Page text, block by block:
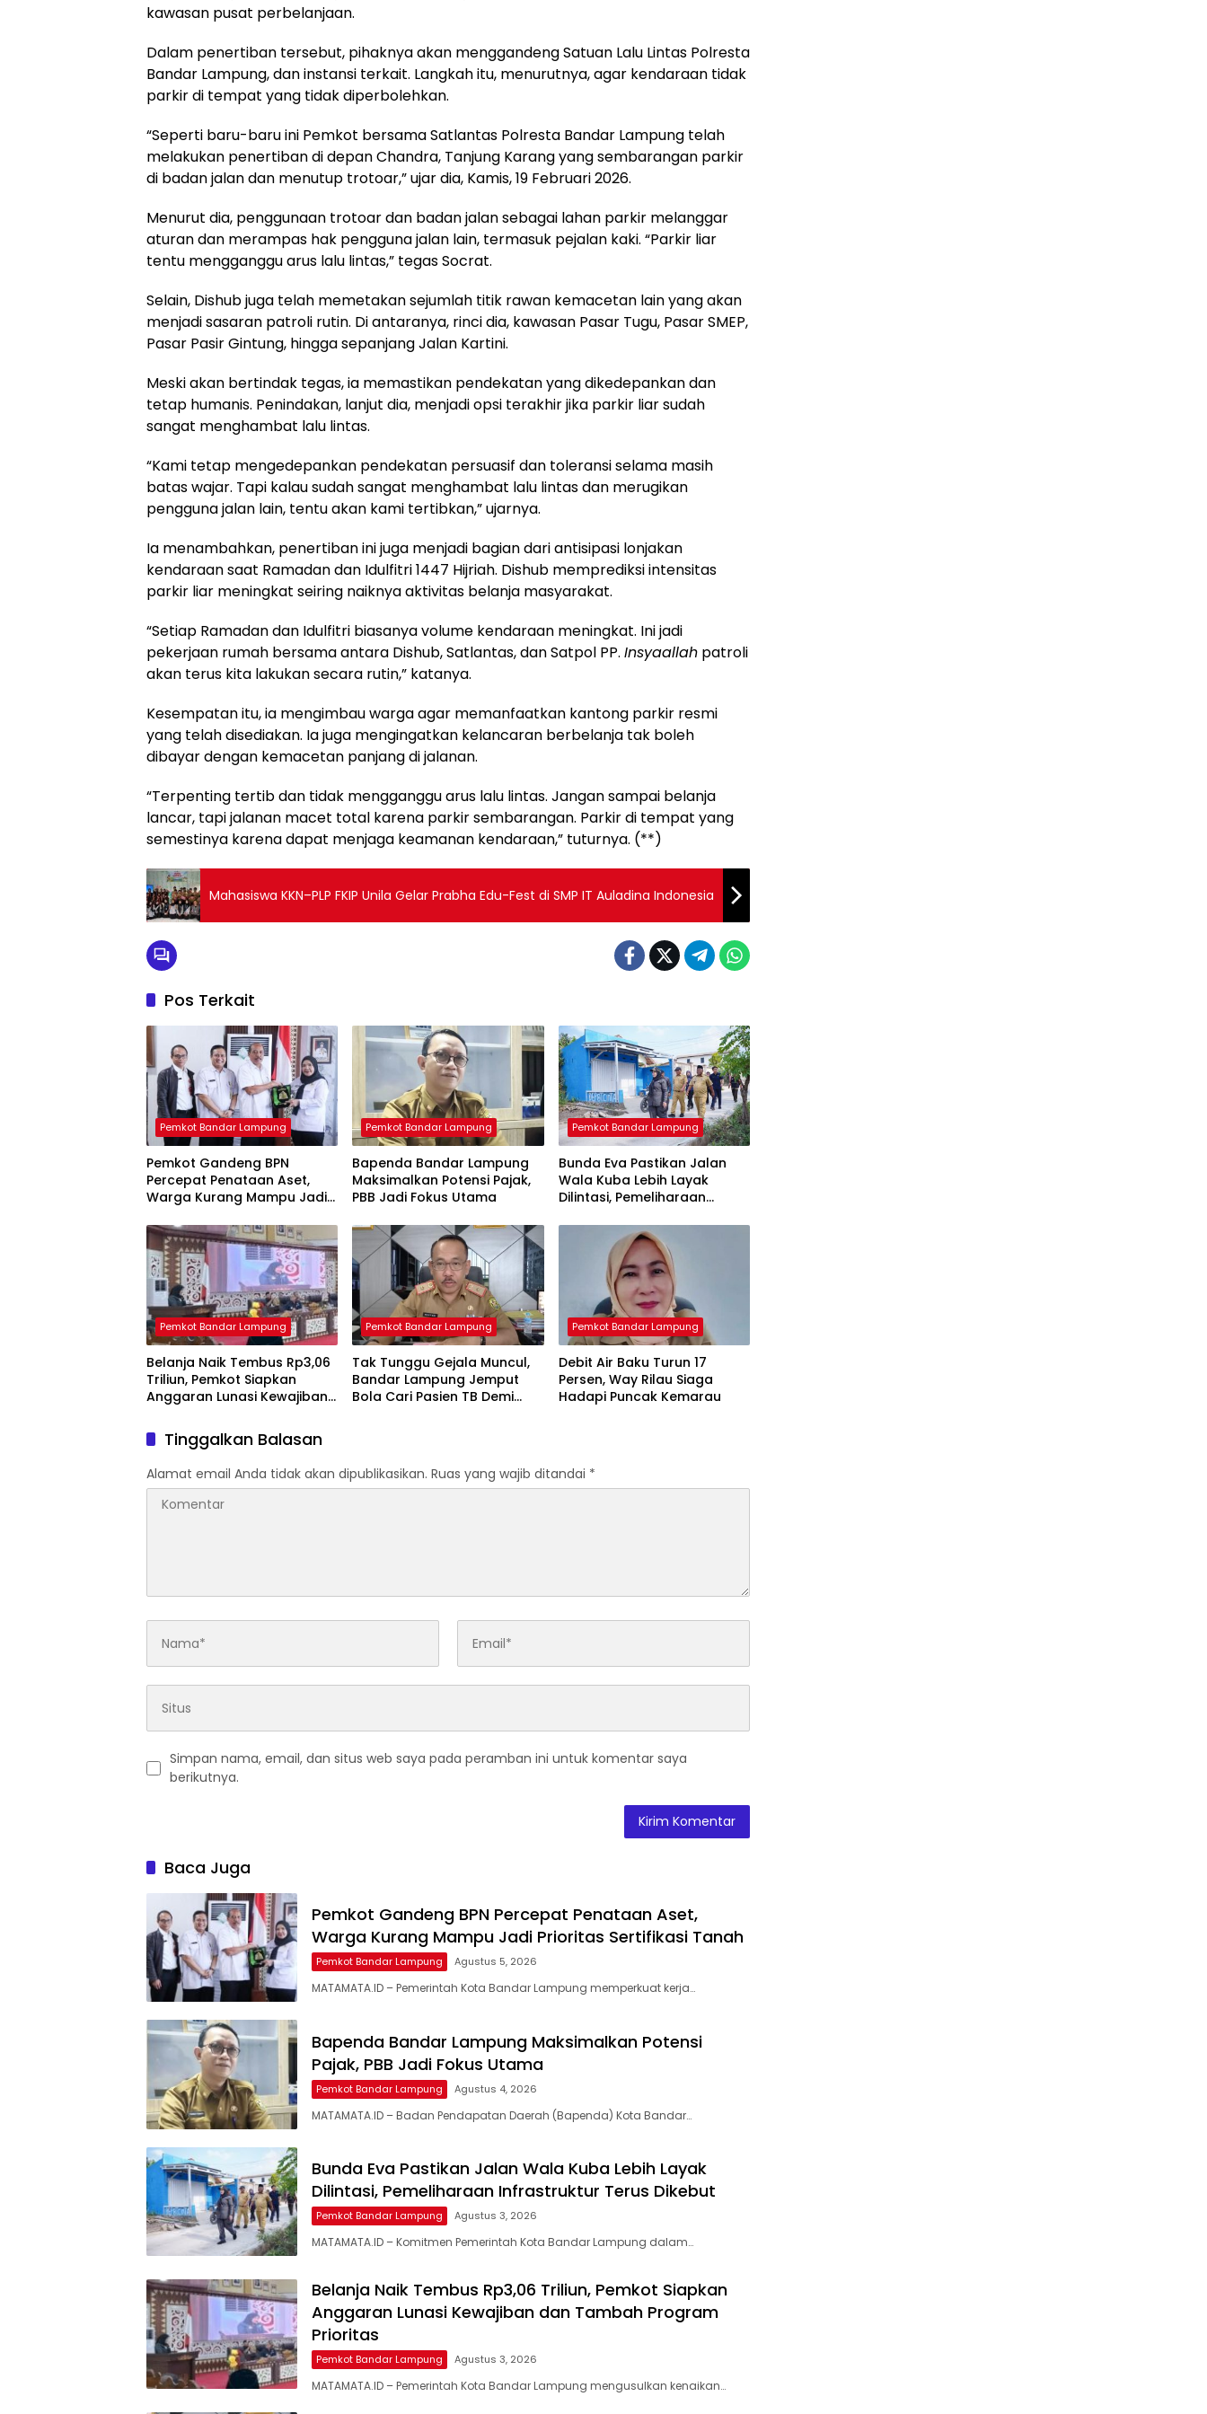
kawasan pusat perbelanjaan.
Dalam penertiban tersebut, pihaknya akan menggandeng Satuan Lalu Lintas Polresta
Bandar Lampung, dan instansi terkait. Langkah itu, menurutnya, agar kendaraan tidak
parkir di tempat yang tidak diperbolehkan.
“Seperti baru-baru ini Pemkot bersamaSatlantas Polresta Bandar Lampung telah
melakukan penertiban di depan Chandra, Tanjung Karang yang sembarangan parkir
di badan jalan dan menutup trotoar,” ujar dia, Kamis, 19 Februari 2026.
Menurut dia, penggunaan trotoar dan badan jalan sebagai lahan parkir melanggar
aturan dan merampas hak pengguna jalan lain, termasuk pejalan kaki. “Parkir liar
tentu mengganggu arus lalu lintas,” tegas Socrat.
Selain, Dishub juga telah memetakan sejumlah titik rawan kemacetan lain yang akan
menjadi sasaran patroli rutin. Di antaranya, rinci dia, kawasan Pasar Tugu, Pasar SMEP,
Pasar Pasir Gintung, hingga sepanjang Jalan Kartini.
Meski akan bertindak tegas, ia memastikan pendekatan yang dikedepankan dan
tetap humanis. Penindakan, lanjut dia, menjadi opsi terakhir jika parkir liar sudah
sangat menghambat lalu lintas.
“Kami tetap mengedepankan pendekatan persuasif dan toleransi selama masih
batas wajar. Tapi kalau sudah sangat menghambat lalu lintas dan merugikan
pengguna jalan lain, tentu akan kami tertibkan,” ujarnya.
Ia menambahkan, penertiban ini juga menjadi bagian dari antisipasi lonjakan
kendaraan saat Ramadan dan Idulfitri 1447 Hijriah. Dishub memprediksi intensitas
parkir liar meningkat seiring naiknya aktivitas belanja masyarakat.
“Setiap Ramadan dan Idulfitri biasanya volume kendaraan meningkat. Ini jadi
pekerjaan rumah bersama antara Dishub, Satlantas, dan Satpol PP. Insyaallah patroli
akan terus kita lakukan secara rutin,” katanya.
Kesempatan itu, ia mengimbau warga agar memanfaatkan kantong parkir resmi
yang telah disediakan. Ia juga mengingatkan kelancaran berbelanja tak boleh
dibayar dengan kemacetan panjang di jalanan.
“Terpenting tertib dan tidak mengganggu arus lalu lintas. Jangan sampai belanja
lancar, tapi jalanan macet total karena parkir sembarangan. Parkir di tempat yang
semestinya karena dapat menjaga keamanan kendaraan,” tuturnya. (**)
Mahasiswa KKN–PLP FKIP Unila Gelar Prabha Edu-Fest di SMP IT Auladina Indonesia
Pos Terkait
Pemkot Bandar Lampung
Pemkot Gandeng BPN
Percepat Penataan Aset,
Warga Kurang Mampu Jadi
Pemkot Bandar Lampung
Bapenda Bandar Lampung
Maksimalkan Potensi Pajak,
PBB Jadi Fokus Utama
Pemkot Bandar Lampung
Bunda Eva Pastikan Jalan
Wala Kuba Lebih Layak
Dilintasi, Pemeliharaan
Pemkot Bandar Lampung
Belanja Naik Tembus Rp3,06
Triliun, Pemkot Siapkan
Anggaran Lunasi Kewajiban
Prioritas
Pemkot Bandar Lampung
Tak Tunggu Gejala Muncul,
Bandar Lampung Jemput
Bola Cari Pasien TB Demi
Pemkot Bandar Lampung
Debit Air Baku Turun 17
Persen, Way Rilau Siaga
Hadapi Puncak Kemarau
Tinggalkan Balasan
Alamat email Anda tidak akan dipublikasikan. Ruas yang wajib ditandai *
Simpan nama, email, dan situs web saya pada peramban ini untuk komentar saya
berikutnya.
Baca Juga
Pemkot Gandeng BPN Percepat Penataan Aset,
Warga Kurang Mampu Jadi Prioritas Sertifikasi Tanah
Pemkot Bandar Lampung Agustus 5, 2026
MATAMATA.ID – Pemerintah Kota Bandar Lampung memperkuat kerja…
Bapenda Bandar Lampung Maksimalkan Potensi
Pajak, PBB Jadi Fokus Utama
Pemkot Bandar Lampung Agustus 4, 2026
MATAMATA.ID – Badan Pendapatan Daerah (Bapenda) Kota Bandar…
Bunda Eva Pastikan Jalan Wala Kuba Lebih Layak
Dilintasi, Pemeliharaan Infrastruktur Terus Dikebut
Pemkot Bandar Lampung Agustus 3, 2026
MATAMATA.ID – Komitmen Pemerintah Kota Bandar Lampung dalam…
Belanja Naik Tembus Rp3,06 Triliun, Pemkot Siapkan
Anggaran Lunasi Kewajiban dan Tambah Program
Prioritas
Pemkot Bandar Lampung Agustus 3, 2026
MATAMATA.ID – Pemerintah Kota Bandar Lampung mengusulkan kenaikan…